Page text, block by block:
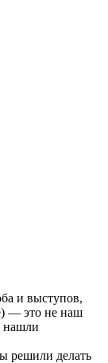
и выступов,
— это не наш
нашли
решили делать